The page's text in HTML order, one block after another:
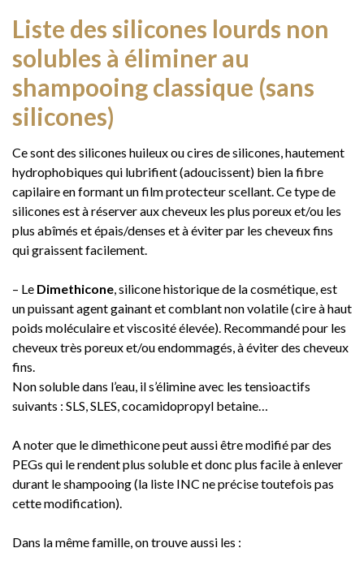
Liste des silicones lourds non
solubles à éliminer au
shampooing classique (sans
silicones)
Ce sont des silicones huileux ou cires de silicones, hautement
hydrophobiques qui lubrifient (adoucissent) bien la fibre
capilaire en formant un film protecteur scellant. Ce type de
silicones est à réserver aux cheveux les plus poreux et/ou les
plus abîmés et épais/denses et à éviter par les cheveux fins
qui graissent facilement.
– Le Dimethicone, silicone historique de la cosmétique, est
un puissant agent gainant et comblant non volatile (cire à haut
poids moléculaire et viscosité élevée). Recommandé pour les
cheveux très poreux et/ou endommagés, à éviter des cheveux
fins.
Non soluble dans l’eau, il s’élimine avec les tensioactifs
suivants : SLS, SLES, cocamidopropyl betaine…
A noter que le dimethicone peut aussi être modifié par des
PEGs qui le rendent plus soluble et donc plus facile à enlever
durant le shampooing (la liste INC ne précise toutefois pas
cette modification).
Dans la même famille, on trouve aussi les :